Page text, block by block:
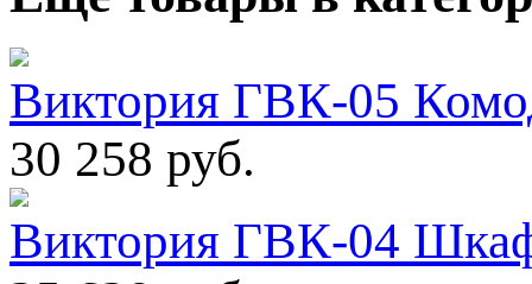
Виктория ГВК-05
30 258 руб.
Виктория ГВК-04